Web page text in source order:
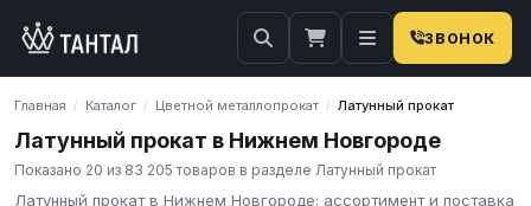
ЗВОНОК
Главная / Каталог / Цветной металлопрокат / Латунный прокат
Латунный прокат в Нижнем Новгороде
Показано 20 из 83 205 товаров в разделе Латунный прокат
Латунный прокат в Нижнем Новгороде: ассортимент и поставка